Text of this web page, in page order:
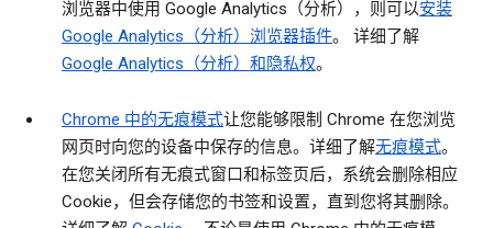
浏览器中使用 Google Analytics（分析），则可以安装
Google Analytics（分析）浏览器插件。 详细了解
Google Analytics（分析）和隐私权。
Chrome 中的无痕模式让您能够限制 Chrome 在您浏览
网页时向您的设备中保存的信息。详细了解无痕模式。
在您关闭所有无痕式窗口和标签页后，系统会删除相应
Cookie，但会存储您的书签和设置，直到您将其删除。